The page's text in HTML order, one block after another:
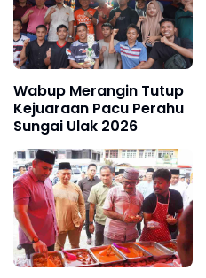
Wabup Merangin Tutup
Kejuaraan Pacu Perahu
Sungai Ulak 2026